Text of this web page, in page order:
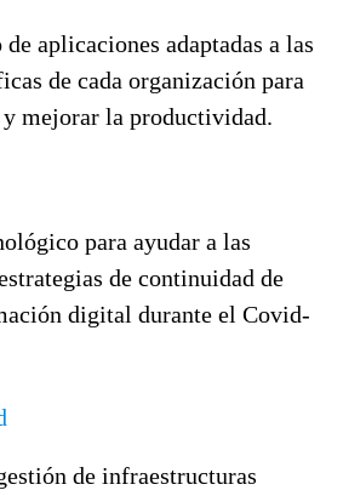
aplicaciones adaptadas a las
de cada organización para
mejorar la productividad.
para ayudar a las
de continuidad de
digital durante el Covid-
de infraestructuras